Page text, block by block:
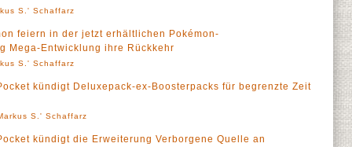
S.' Schaffarz
feiern in der jetzt erhältlichen Pokémon-
Mega-Entwicklung ihre Rückkehr
S.' Schaffarz
kündigt Deluxepack-ex-Boosterpacks für begrenzte Zeit
S.' Schaffarz
kündigt die Erweiterung Verborgene Quelle an